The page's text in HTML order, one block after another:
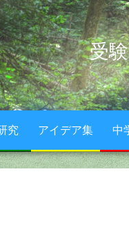
受
究 アイデア集 中